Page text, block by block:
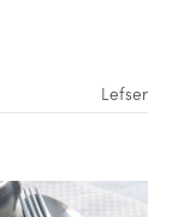
Lefser